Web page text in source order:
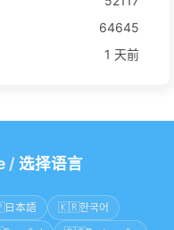
64645
1 天前
/ 选择语言
日本語 🇰🇷한국어